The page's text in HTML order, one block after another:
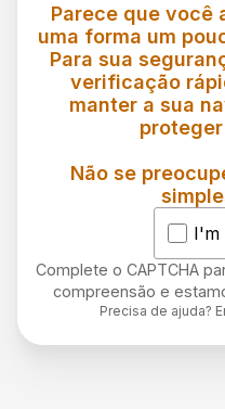
Parece que você
uma forma um
Para sua
verificação
manter a sua
Não se
I'm
Complete o CAPTCHA
compreensão e
Precisa de ajuda?